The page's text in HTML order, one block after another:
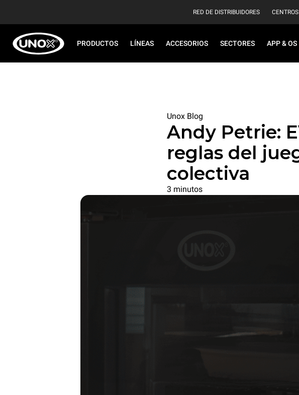
RED DE DISTRIBUIDORES
PRODUCTOS LÍNEAS ACCESORIOS SECTORES APP & OS
Unox Blog
Andy Petrie:
reglas del
colectiva
3 minutos